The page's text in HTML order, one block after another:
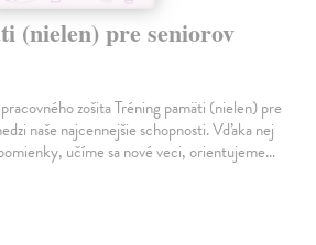
(nielen) pre seniorov
zošita Tréning pamäti (nielen) pre
naše najcennejšie schopnosti. Vďaka nej
učíme sa nové veci, orientujeme…